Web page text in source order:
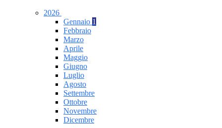
2026
Gennaio 1
Febbraio
Marzo
Aprile
Maggio
Giugno
Luglio
Agosto
Settembre
Ottobre
Novembre
Dicembre